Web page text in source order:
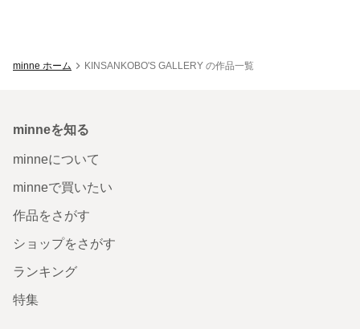
minne ホーム KINSANKOBO'S GALLERY の作品一覧
minneを知る
minneについて
minneで買いたい
作品をさがす
ショップをさがす
ランキング
特集